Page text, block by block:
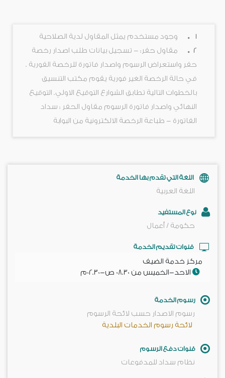
1
وجود مستخدم يمثل المقاول لدية الصلاحية
2
مقاول حفر: - تسجيل بيانات طلب اصدار رخصة
حفر واستعراض الرسوم واصدار فاتورة للرخصة الفورية .
في حالة الرخصة الغير فورية يقوم مكتب التنسيق
بالخطوات التالية تطابق الشوارع التوقيع الاولي. التوقيع
النهائي واصدار فاتورة الرسوم مقاول الحفر : سداد
الفاتورة - طباعة الرخصة الالكترونية من البوابة
اللغة التي تقدم بها الخدمة
اللغة العربية
نوع المستفيد
حكومة / أعمال
قنوات تقديم الخدمة
مركز خدمة الضيف
رسوم الخدمة
رسوم الاصدار حسب لائحة الرسوم
لائحة رسوم الخدمات البلدية
قنوات دفع الرسوم
نظام سداد للمدفوعات